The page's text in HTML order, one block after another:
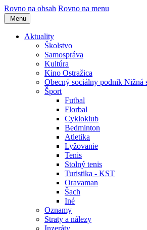
Rovno na obsah Rovno na menu
Menu
Aktuality
Školstvo
Samospráva
Kultúra
Kino Ostražica
Obecný sociálny podnik Nižná
Šport
Futbal
Florbal
Cykloklub
Bedminton
Atletika
Lyžovanie
Tenis
Stolný tenis
Turistika - KST
Oravaman
Šach
Iné
Oznamy
Straty a nálezy
Inzeráty